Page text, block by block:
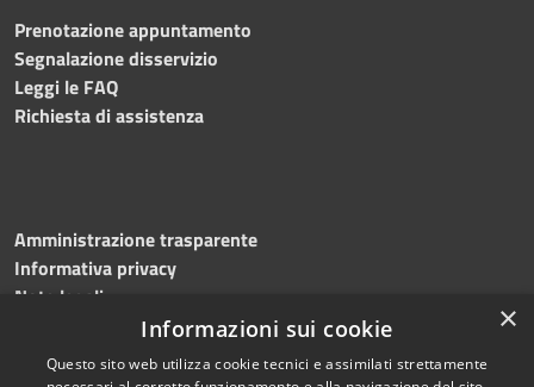
Prenotazione appuntamento
Segnalazione disservizio
Leggi le FAQ
Richiesta di assistenza
Amministrazione trasparente
Informativa privacy
Note legali
Dichiarazione di accessibilità
×
Informazioni sui cookie
Questo sito web utilizza cookie tecnici e assimilati strettamente